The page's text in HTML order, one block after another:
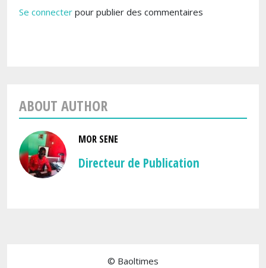
Se connecter pour publier des commentaires
ABOUT AUTHOR
MOR SENE
Directeur de Publication
© Baoltimes